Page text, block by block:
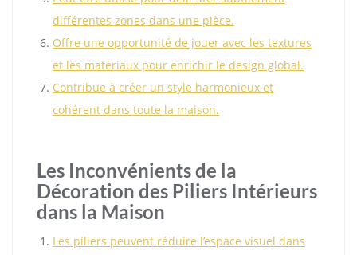
différentes zones dans une pièce.
Offre une opportunité de jouer avec les textures
et les matériaux pour enrichir le design global.
Contribue à créer un style harmonieux et
cohérent dans toute la maison.
Les Inconvénients de la
Décoration des Piliers Intérieurs
dans la Maison
Les piliers peuvent réduire l’espace visuel dans